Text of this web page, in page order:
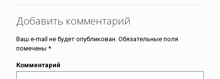
Добавить комментарий
Ваш e-mail не будет опубликован. Обязательные поля
помечены *
Комментарий